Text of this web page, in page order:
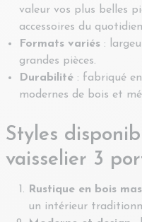
valeur vos plus belles
accessoires du
Formats variés :
grandes pièces.
Durabilité : fabriqué
modernes de bois et
Styles
vaisselier 3
Rustique en bois
un intérieur